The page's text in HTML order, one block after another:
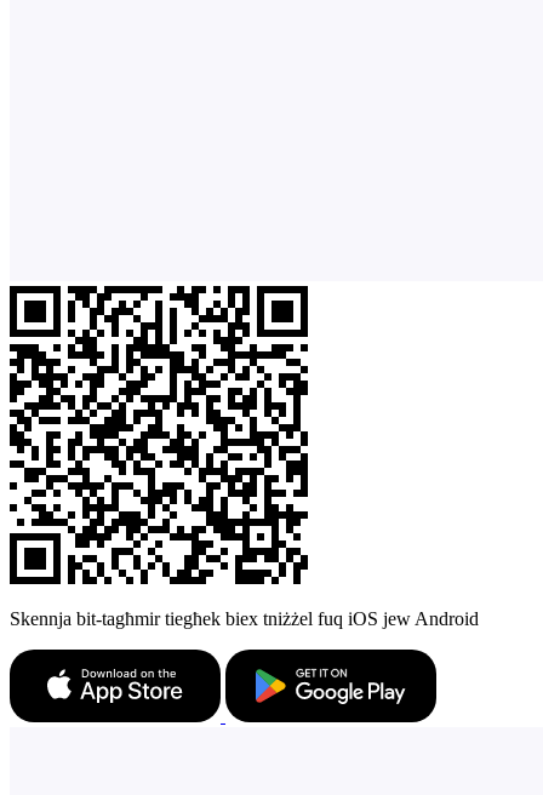
Skennja bit-tagħmir tiegħek biex tniżżel fuq iOS jew Android